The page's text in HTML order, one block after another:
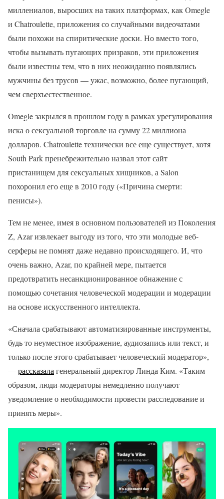
миллениалов, выросших на таких платформах, как Omegle
и Chatroulette, приложения со случайными видеочатами
были похожи на спиритические доски. Но вместо того,
чтобы вызывать пугающих призраков, эти приложения
были известны тем, что в них неожиданно появлялись
мужчины без трусов — ужас, возможно, более пугающий,
чем сверхъестественное.
Omegle закрылся в прошлом году в рамках урегулирования
иска о сексуальной торговле на сумму 22 миллиона
долларов. Chatroulette технически все еще существует, хотя
South Park пренебрежительно назвал этот сайт
пристанищем для сексуальных хищников, а Salon
похоронил его еще в 2010 году («Причина смерти:
пенисы»).
Тем не менее, имея в основном пользователей из Поколения
Z, Azar извлекает выгоду из того, что эти молодые веб-
серферы не помнят даже недавно происходящего. И, что
очень важно, Azar, по крайней мере, пытается
предотвратить несанкционированное обнажение с
помощью сочетания человеческой модерации и модерации
на основе искусственного интеллекта.
«Сначала срабатывают автоматизированные инструменты,
будь то неуместное изображение, аудиозапись или текст, и
только после этого срабатывает человеческий модератор»,
—рассказалагенеральный директор Линда Ким. «Таким
образом, люди-модераторы немедленно получают
уведомление о необходимости провести расследование и
принять меры».